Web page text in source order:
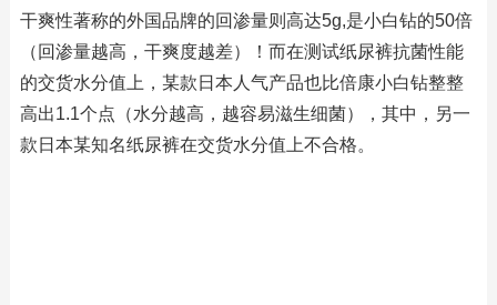
干爽性著称的外国品牌的回渗量则高达5g,是小白钻的50倍
（回渗量越高，干爽度越差）！而在测试纸尿裤抗菌性能
的交货水分值上，某款日本人气产品也比倍康小白钻整整
高出1.1个点（水分越高，越容易滋生细菌），其中，另一
款日本某知名纸尿裤在交货水分值上不合格。